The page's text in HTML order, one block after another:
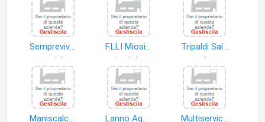
Semprevivo Regali S.r.l
mobili
F.LLI Miosi & C. di Francesco Miosi S.n.c
Tripaldi Salvatore
vasellame
Maniscalco Francesco Paolo
Lanno Agostino
Multiservice Grasso di Grasso Anna Maria